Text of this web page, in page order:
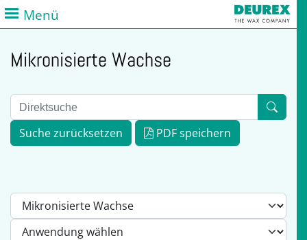
Menü
Mikronisierte Wachse
Suche zurücksetzen PDF speichern